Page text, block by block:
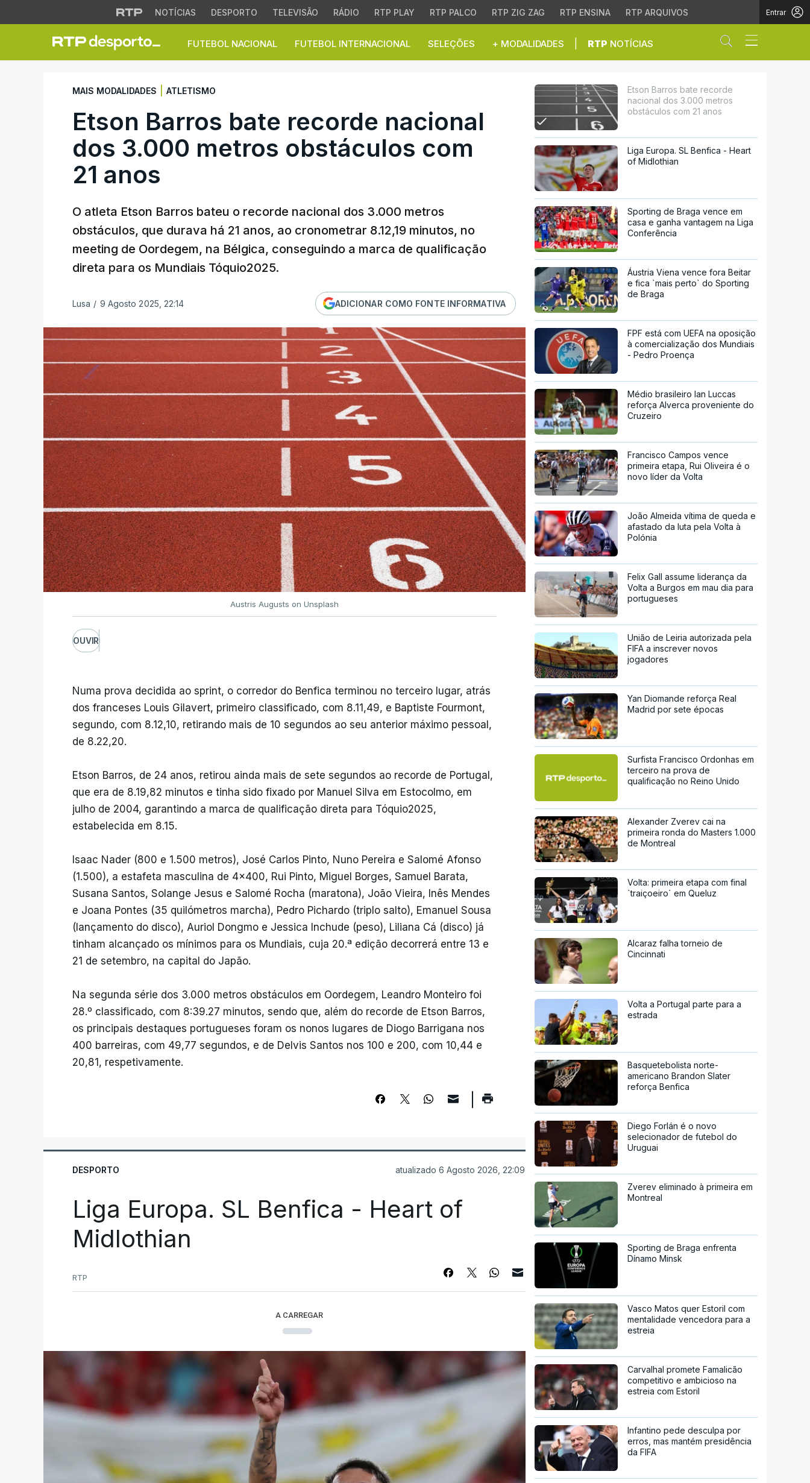
NOTÍCIAS DESPORTO TELEVISÃO RÁDIO RTP PLAY RTP PALCO RTP ZIG ZAG RTP ENSINA RTP ARQUIVOS Entrar
FUTEBOL NACIONAL FUTEBOL INTERNACIONAL SELEÇÕES + MODALIDADES RTP NOTÍCIAS Abrir campo
Etson Barros bate recorde nacional dos 3.000 metros obstáculos
MAIS MODALIDADES ATLETISMO
Etson Barros bate recorde nacional
dos 3.000 metros obstáculos com
21 anos
O atleta Etson Barros bateu o recorde nacional dos 3.000 metros
obstáculos, que durava há 21 anos, ao cronometrar 8.12,19 minutos, no
meeting de Oordegem, na Bélgica, conseguindo a marca de qualificação
direta para os Mundiais Tóquio2025.
Lusa / 9 Agosto 2025, 22:14 ADICIONAR COMO FONTE INFORMATIVA
Austris Augusts on Unsplash
OUVIR
Numa prova decidida ao sprint, o corredor do Benfica terminou no terceiro lugar, atrás
dos franceses Louis Gilavert, primeiro classificado, com 8.11,49, e Baptiste Fourmont,
segundo, com 8.12,10, retirando mais de 10 segundos ao seu anterior máximo pessoal,
de 8.22,20.
Etson Barros, de 24 anos, retirou ainda mais de sete segundos ao recorde de Portugal,
que era de 8.19,82 minutos e tinha sido fixado por Manuel Silva em Estocolmo, em
julho de 2004, garantindo a marca de qualificação direta para Tóquio2025,
estabelecida em 8.15.
Isaac Nader (800 e 1.500 metros), José Carlos Pinto, Nuno Pereira e Salomé Afonso
(1.500), a estafeta masculina de 4x400, Rui Pinto, Miguel Borges, Samuel Barata,
Susana Santos, Solange Jesus e Salomé Rocha (maratona), João Vieira, Inês Mendes
e Joana Pontes (35 quilómetros marcha), Pedro Pichardo (triplo salto), Emanuel Sousa
(lançamento do disco), Auriol Dongmo e Jessica Inchude (peso), Liliana Cá (disco) já
tinham alcançado os mínimos para os Mundiais, cuja 20.ª edição decorrerá entre 13 e
21 de setembro, na capital do Japão.
Na segunda série dos 3.000 metros obstáculos em Oordegem, Leandro Monteiro foi
28.º classificado, com 8:39.27 minutos, sendo que, além do recorde de Etson Barros,
os principais destaques portugueses foram os nonos lugares de Diogo Barrigana nos
400 barreiras, com 49,77 segundos, e de Delvis Santos nos 100 e 200, com 10,44 e
20,81, respetivamente.
DESPORTO atualizado 6 Agosto 2026, 22:09
Liga Europa. SL Benfica - Heart of
Midlothian
RTP
A CARREGAR
Etson Barros bate recorde
nacional dos 3.000 metros
obstáculos com 21 anos
Liga Europa. SL Benfica - Heart
of Midlothian
Sporting de Braga vence em
casa e ganha vantagem na Liga
Conferência
Áustria Viena vence fora Beitar
e fica `mais perto` do Sporting
de Braga
FPF está com UEFA na oposição
à comercialização dos Mundiais
- Pedro Proença
Médio brasileiro Ian Luccas
reforça Alverca proveniente do
Cruzeiro
Francisco Campos vence
primeira etapa, Rui Oliveira é o
novo líder da Volta
João Almeida vítima de queda e
afastado da luta pela Volta à
Polónia
Felix Gall assume liderança da
Volta a Burgos em mau dia para
portugueses
União de Leiria autorizada pela
FIFA a inscrever novos
jogadores
Yan Diomande reforça Real
Madrid por sete épocas
Surfista Francisco Ordonhas em
terceiro na prova de
qualificação no Reino Unido
Alexander Zverev cai na
primeira ronda do Masters 1.000
de Montreal
Volta: primeira etapa com final
`traiçoeiro` em Queluz
Alcaraz falha torneio de
Cincinnati
Volta a Portugal parte para a
estrada
Basquetebolista norte-
americano Brandon Slater
reforça Benfica
Diego Forlán é o novo
selecionador de futebol do
Uruguai
Zverev eliminado à primeira em
Montreal
Sporting de Braga enfrenta
Dínamo Minsk
Vasco Matos quer Estoril com
mentalidade vencedora para a
estreia
Carvalhal promete Famalicão
competitivo e ambicioso na
estreia com Estoril
Infantino pede desculpa por
erros, mas mantém presidência
da FIFA